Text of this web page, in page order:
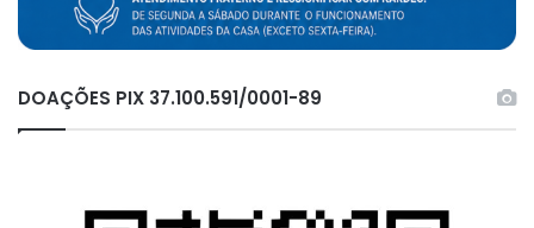
DOAÇÕES PIX 37.100.591/0001-89